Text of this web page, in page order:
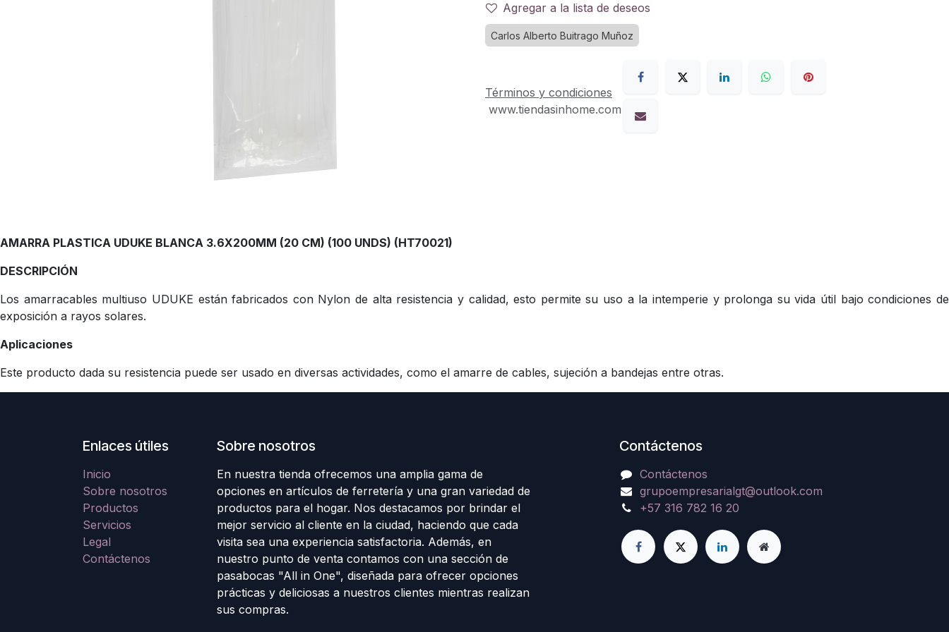
Agregar a la lista de deseos
Carlos Alberto Buitrago Muñoz
Términos y condiciones
www.tiendasinhome.com
AMARRA PLASTICA UDUKE BLANCA 3.6X200MM (20 CM) (100 UNDS) (HT70021)
DESCRIPCIÓN
Los amarracables multiuso UDUKE están fabricados con Nylon de alta resistencia y calidad, esto permite su uso a la intemperie y prolonga su vida útil bajo condiciones de
exposición a rayos solares.
Aplicaciones
Este producto dada su resistencia puede ser usado en diversas actividades, como el amarre de cables, sujeción a bandejas entre otras.
Enlaces útiles
Inicio
Sobre nosotros
Productos
Servicios
Legal
Contáctenos
Sobre nosotros
En nuestra tienda ofrecemos una amplia gama de
opciones en artículos de ferretería y una gran variedad de
productos para el hogar. Nos destacamos por brindar el
mejor servicio al cliente en la ciudad, haciendo que cada
visita sea una experiencia satisfactoria. Además, en
nuestro punto de venta contamos con una sección de
pasabocas "All in One", diseñada para ofrecer opciones
prácticas y deliciosas a nuestros clientes mientras realizan
sus compras.
Contáctenos
Contáctenos
grupoempresarialgt@outlook.com
+57 316 782 16 20